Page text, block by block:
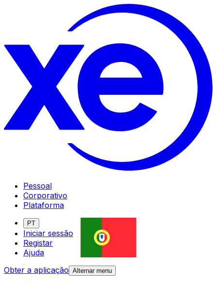
Pessoal
Corporativo
Plataforma
PT
Iniciar sessão
Registar
Ajuda
Obter a aplicação Alternar menu